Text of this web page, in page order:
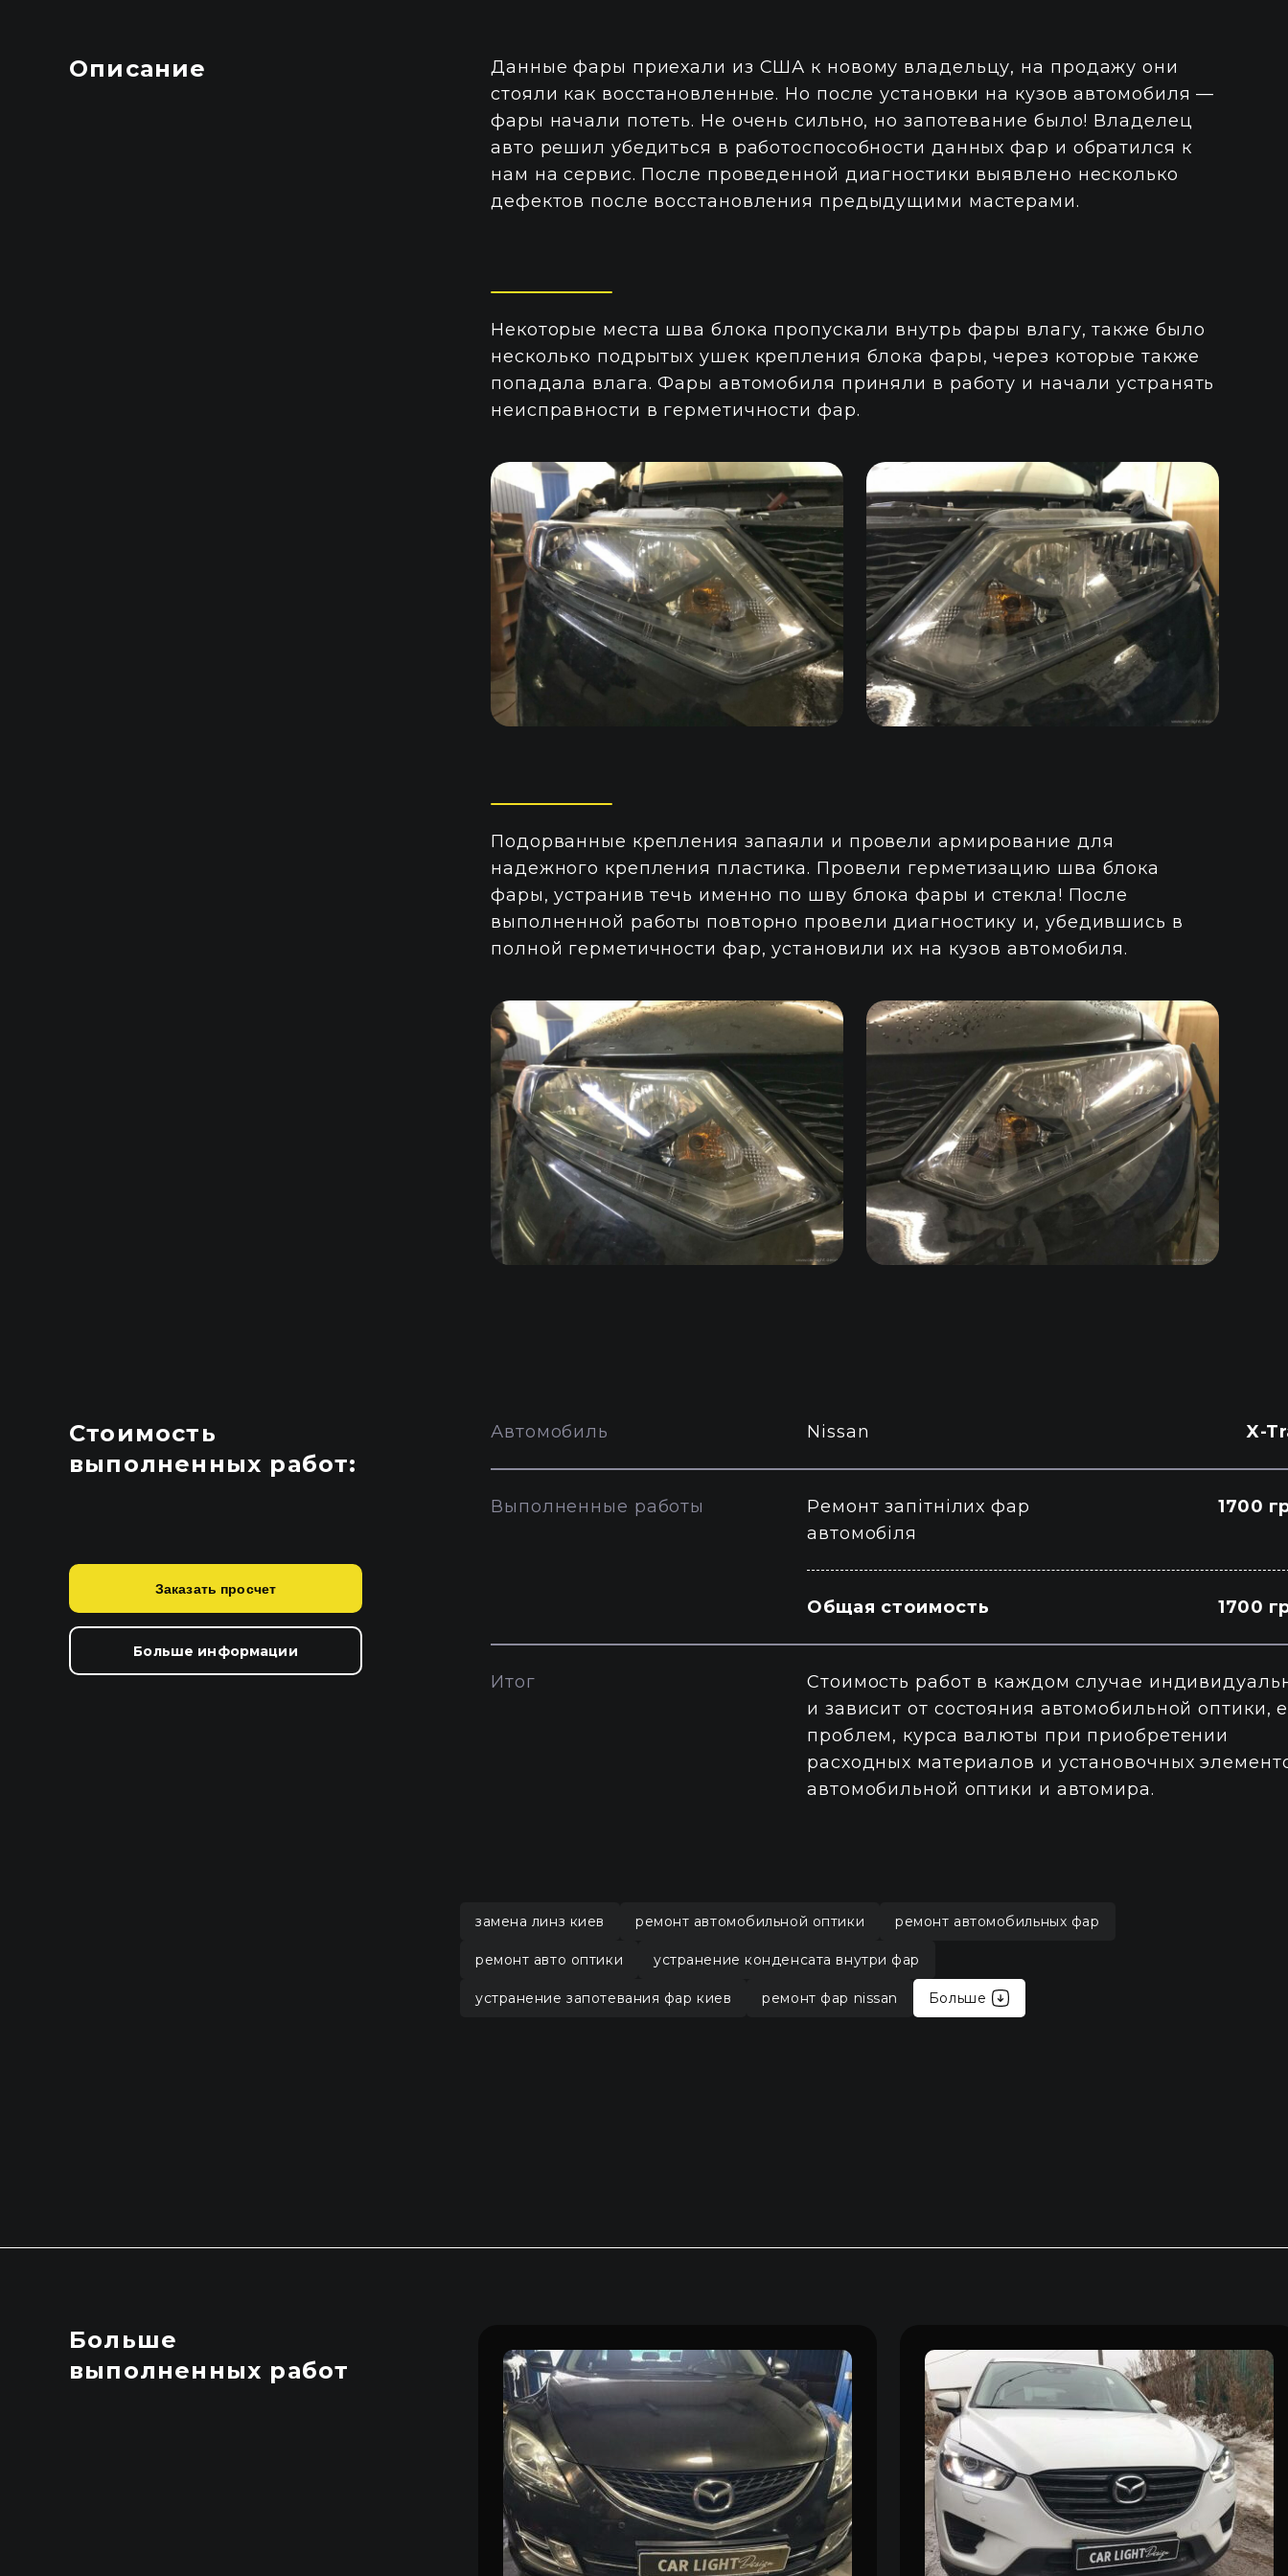
Описание
Данные фары приехали из США к новому владельцу, на продажу они
стояли как восстановленные. Но после установки на кузов автомобиля —
фары начали потеть. Не очень сильно, но запотевание было! Владелец
авто решил убедиться в работоспособности данных фар и обратился к
нам на сервис. После проведенной диагностики выявлено несколько
дефектов после восстановления предыдущими мастерами.
Некоторые места шва блока пропускали внутрь фары влагу, также было
несколько подрытых ушек крепления блока фары, через которые также
попадала влага. Фары автомобиля приняли в работу и начали устранять
неисправности в герметичности фар.
Подорванные крепления запаяли и провели армирование для
надежного крепления пластика. Провели герметизацию шва блока
фары, устранив течь именно по шву блока фары и стекла! После
выполненной работы повторно провели диагностику и, убедившись в
полной герметичности фар, установили их на кузов автомобиля.
Стоимость
выполненных работ:
Заказать просчет
Больше информации
Автомобиль Nissan X-
Выполненные работы
Ремонт запітнілих фар
автомобіля
1700
Общая стоимость 1700
Итог
Стоимость работ в каждом случае
и зависит от состояния автомобильной оптики,
проблем, курса валюты при приобретении
расходных материалов и установочных
автомобильной оптики и автомира.
замена линз киев ремонт автомобильной оптики ремонт автомобильных фар
ремонт авто оптики устранение конденсата внутри фар
устранение запотевания фар киев ремонт фар nissan Больше
Больше
выполненных работ